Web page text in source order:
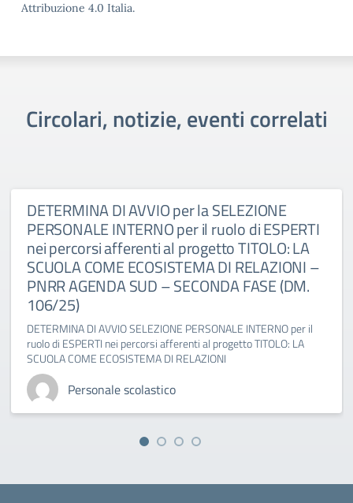
Attribuzione 4.0 Italia.
Circolari, notizie, eventi correlati
DETERMINA DI AVVIO per la SELEZIONE
PERSONALE INTERNO per il ruolo di ESPERTI
nei percorsi afferenti al progetto TITOLO: LA
SCUOLA COME ECOSISTEMA DI RELAZIONI –
PNRR AGENDA SUD – SECONDA FASE (DM.
106/25)
DETERMINA DI AVVIO SELEZIONE PERSONALE INTERNO per il
ruolo di ESPERTI nei percorsi afferenti al progetto TITOLO: LA
SCUOLA COME ECOSISTEMA DI RELAZIONI
Personale scolastico